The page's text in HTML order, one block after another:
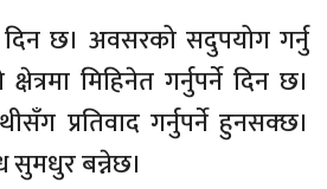
दिन छ। अवसरको सदुपयोग गर्नु
क्षेत्रमा मिहिनेत गर्नुपर्ने दिन छ।
प्रतिवाद गर्नुपर्ने हुनसक्छ।
सुमधुर बन्नेछ।